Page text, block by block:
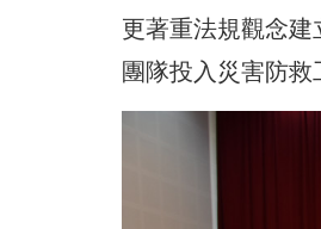
更著重法規觀念
團隊投入災害防